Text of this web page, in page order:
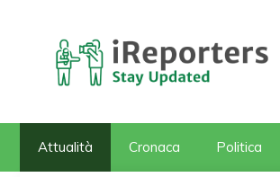
contenuto
Attualità Cronaca Politica